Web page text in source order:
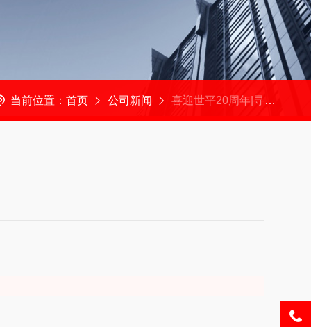
当前位置： 首页 公司新闻 喜迎世平20周年|寻找年代悠久世平摇床有奖活动开始啦！